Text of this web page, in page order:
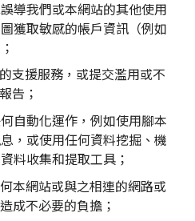
導我們或本網站的其他使用
獲取敏感的帳戶資訊（例如
支援服務，或提交濫用或不
告；
自動化運作，例如使用腳本
，或使用任何資料挖掘、機
料收集和提取工具；
本網站或與之相連的網路或
成不必要的負擔；